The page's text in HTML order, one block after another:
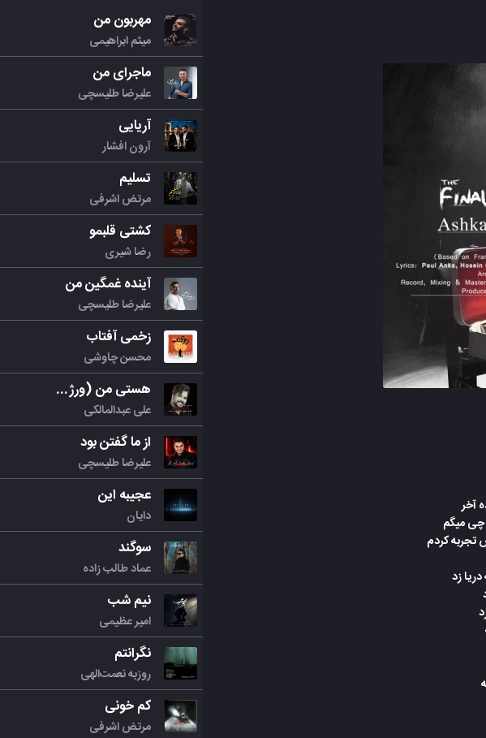
آخر
چی میگم
کردم
زد
مهربون من
میثم ابراهیمی
ماجرای من
علیرضا طلیسچی
آریایی
آرون افشار
تسلیم
مرتض اشرفی
کشتی قلبمو
رضا شیری
آینده غمگین من
علیرضا طلیسچی
زخمی آفتاب
محسن چاوشی
هستی من (ورژن جدید)
علی عبدالمالکی
از ما گفتن بود
علیرضا طلیسچی
عجیبه این
دایان
سوگند
عماد طالب زاده
نیم شب
امیر عظیمی
نگرانتم
روزبه نعمت‌الهی
کم خونی
مرتض اشرفی